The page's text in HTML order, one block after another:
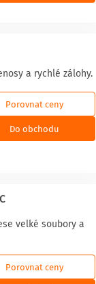
a rychlé zálohy.
Porovnat ceny
Do obchodu
velké soubory a
Porovnat ceny